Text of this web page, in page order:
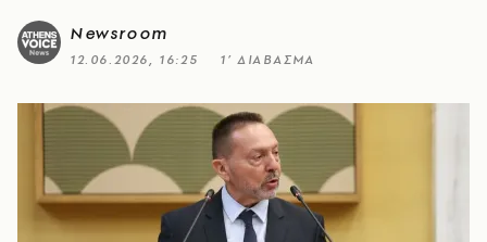
Newsroom
12.06.2026, 16:25 1’ ΔΙΑΒΑΣΜΑ